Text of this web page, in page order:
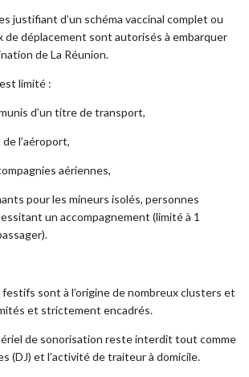
justifiant d’un schéma vaccinal complet ou
de déplacement sont autorisés à embarquer
de La Réunion.
est limité :
d’un titre de transport,
l’aéroport,
aériennes,
pour les mineurs isolés, personnes
un accompagnement (limité à 1
sont à l’origine de nombreux clusters et
et strictement encadrés.
de sonorisation reste interdit tout comme
(DJ) et l’activité de traiteur à domicile.